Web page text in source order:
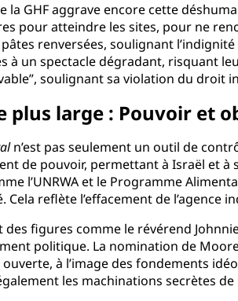
la GHF aggrave encore cette
pour atteindre les sites, pour ne
renversées, soulignant
à un spectacle dégradant, risquant
soulignant sa violation du droit
plus large : Pouvoir et
n’est pas seulement un outil de
de pouvoir, permettant à Israël et
l’UNRWA et le Programme
reflète l’effacement de
des figures comme le révérend
politique. La nomination de
à l’image des fondements
les machinations secrètes